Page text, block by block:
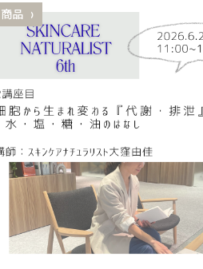
すめ
品